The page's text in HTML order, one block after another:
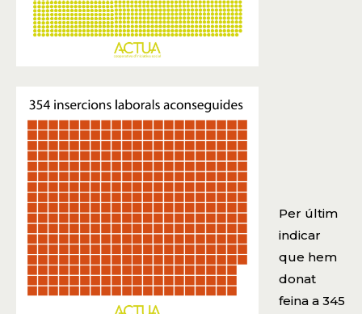
Per últim
indicar
que hem
donat
feina a 345